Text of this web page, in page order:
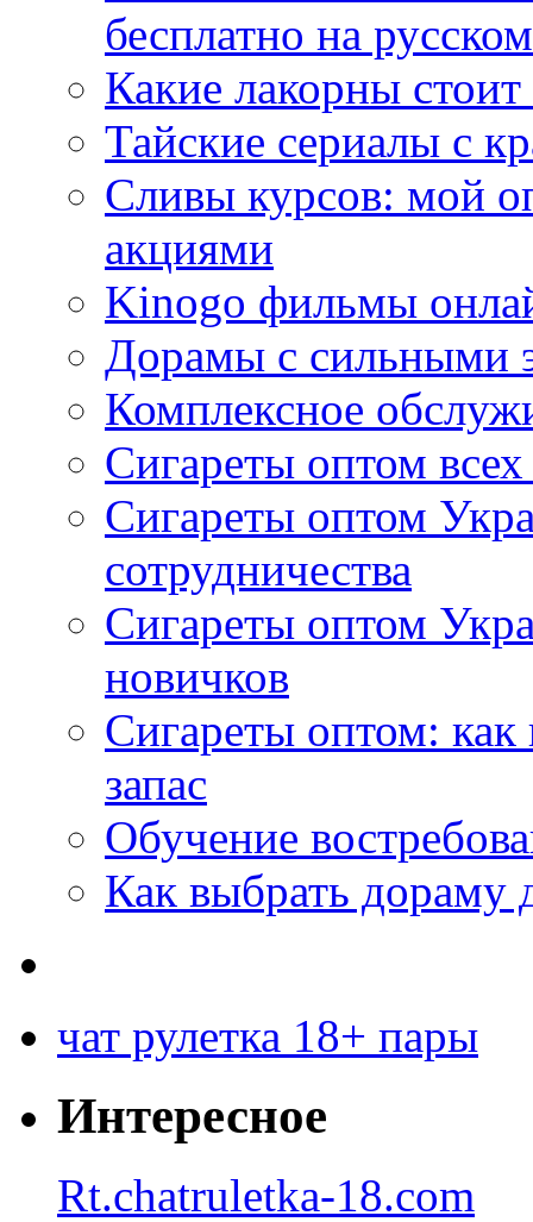
бесплатно на
Какие лакорны
Тайские сериалы с
Сливы курсов: мой
акциями
Kinogo фильмы
Дорамы с сильными
Комплексное
Сигареты оптом
Сигареты оптом
сотрудничества
Сигареты оптом
новичков
Сигареты оптом:
запас
Обучение
Как выбрать дораму
чат рулетка 18+ пары
Интересное
Rt.chatruletka-18.com